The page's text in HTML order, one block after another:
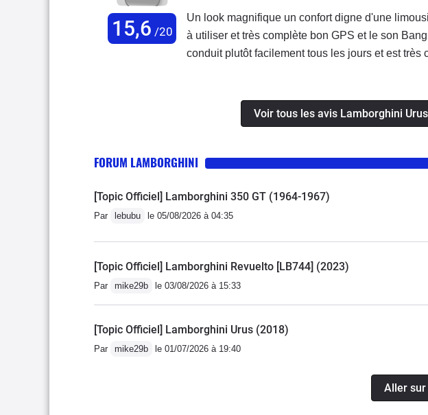
15,6 /20
Un look magnifique un confort digne d'une
à utiliser et très complète bon GPS et le son
conduit plutôt facilement tous les jours et est très
parfaite avant la fin du rodage après ça c'est la
Voir tous les avis Lamborghini Urus
FORUM LAMBORGHINI
[Topic Officiel] Lamborghini 350 GT (1964-1967)
Par lebubu le 05/08/2026 à 04:35
[Topic Officiel] Lamborghini Revuelto [LB744] (2023)
Par mike29b le 03/08/2026 à 15:33
[Topic Officiel] Lamborghini Urus (2018)
Par mike29b le 01/07/2026 à 19:40
Aller